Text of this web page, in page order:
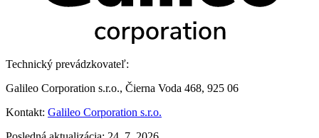
Technický prevádzkovateľ:
Galileo Corporation s.r.o., Čierna Voda 468, 925 06
Kontakt: Galileo Corporation s.r.o.